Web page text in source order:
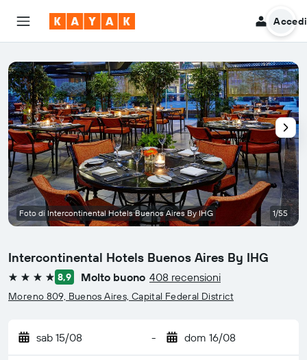
Accedi
Intercontinental Hotels Buenos Aires By IHG
4 stelle 8,9 Molto buono 408 recensioni
Moreno 809, Buenos Aires, Capital Federal District
sab 15/08 - dom 16/08
Foto di Intercontinental Hotels Buenos Aires By IHG 1/55